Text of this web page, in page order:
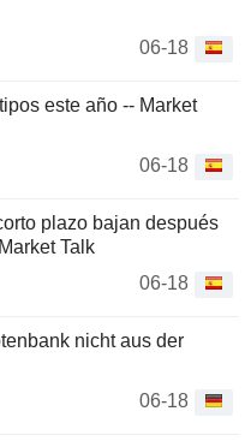
06-18
este año -- Market
06-18
plazo bajan después
Talk
06-18
nicht aus der
06-18